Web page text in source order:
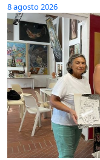
8 agosto 2026